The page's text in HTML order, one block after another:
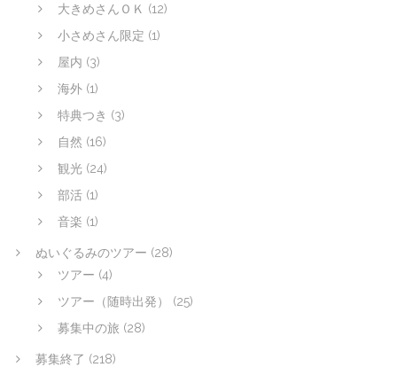
大きめさんＯＫ (12)
小さめさん限定 (1)
屋内 (3)
海外 (1)
特典つき (3)
自然 (16)
観光 (24)
部活 (1)
音楽 (1)
ぬいぐるみのツアー (28)
ツアー (4)
ツアー（随時出発）
(25)
募集中の旅 (28)
募集終了 (218)